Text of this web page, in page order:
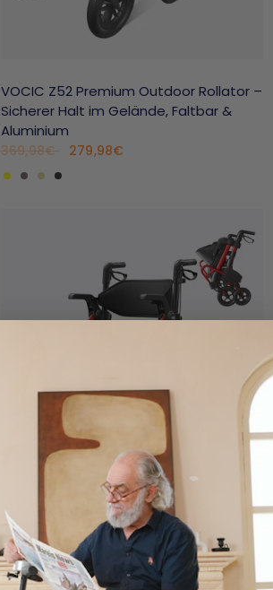
VOCIC Z52 Premium Outdoor Rollator –
Sicherer Halt im Gelände, Faltbar &
Aluminium
369,98€ 279,98€
GelbGrauChampagner
Schwarz
VOCIC Z55 2-in-1 Rollator
199,99€
RotBlauTiefenschwarz